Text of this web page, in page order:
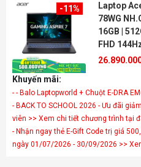
-11%
Laptop
78WG
16GB |
FHD
Khuyến mãi:
- - Balo Laptopworld + Chuột E-DRA
- BACK TO SCHOOL 2026 - Ưu đãi
viên >> Xem chi tiết chương trình tại
- Nhận ngay thẻ E-Gift Code trị giá
ngày 01/07/2026 - 30/09/2026 >>